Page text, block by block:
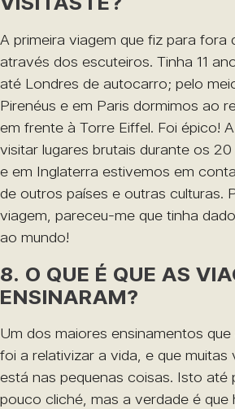
A primeira viagem que fiz para fora
através dos escuteiros. Tinha 11
até Londres de autocarro; pelo
Pirenéus e em Paris dormimos ao
em frente à Torre Eiffel. Foi épico!
visitar lugares brutais durante os 20
e em Inglaterra estivemos em
de outros países e outras culturas.
viagem, pareceu-me que tinha
ao mundo!
8. O QUE É QUE AS
ENSINARAM?
Um dos maiores ensinamentos
foi a relativizar a vida, e que muitas
está nas pequenas coisas. Isto até
pouco cliché, mas a verdade é que